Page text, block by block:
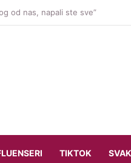
natjerali smo ih na diplomatiju
TIKTOK